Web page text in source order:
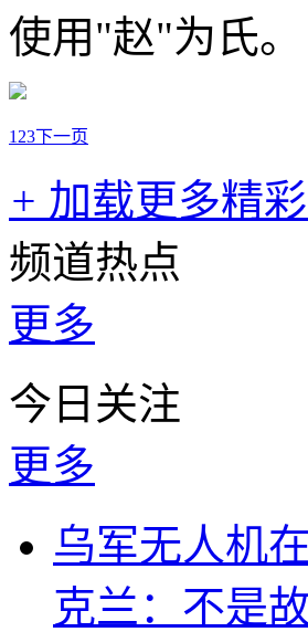
使用"赵"为氏。
1 23下一页
+ 加载更多精
频道热点
更多
今日关注
更多
乌军无人机
克兰：不是